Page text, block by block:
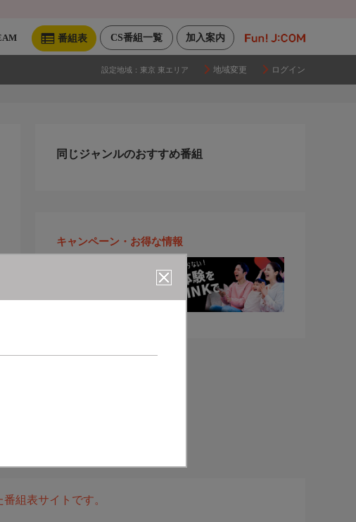
加入案内
CS番組一覧
番組表
設定地域： 東京 東エリア 地域変更 ログイン
同じジャンルのおすすめ番組
キャンペーン・お得な情報
組表サイトです。